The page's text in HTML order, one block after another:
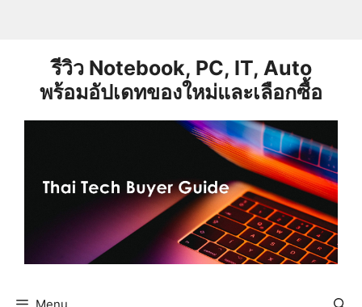
รีวิว Notebook, PC, IT, Auto
พร้อมอัปเดทของใหม่และเลือกซื้อ